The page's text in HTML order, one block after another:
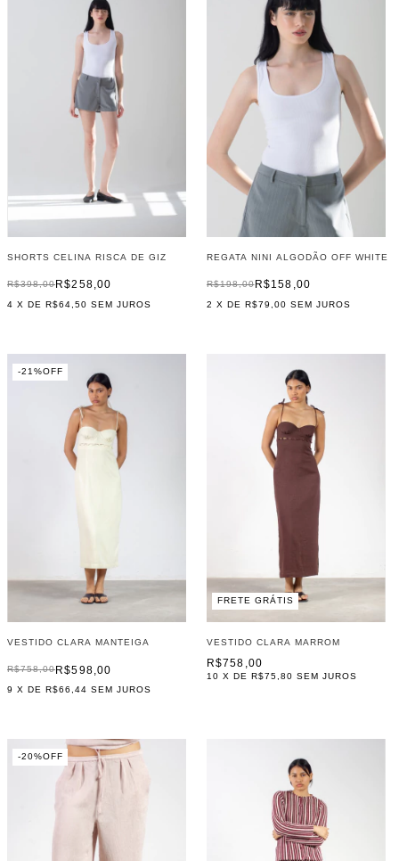
SHORTS CELINA RISCA DE GIZ
R$258,00
R$398,00
4 X DER$64,50 SEM JUROS
REGATA NINI ALGODÃO OFF WHITE
R$158,00
R$198,00
2 X DE R$79,00 SEM JUROS
VESTIDO CLARA MANTEIGA
R$598,00
-21 %OFF
R$758,00
9 X DER$66,44 SEM JUROS
FRETE GRÁTIS
VESTIDO CLARA MARROM
R$758,00
10 X DE R$75,80 SEM JUROS
-20%OFF